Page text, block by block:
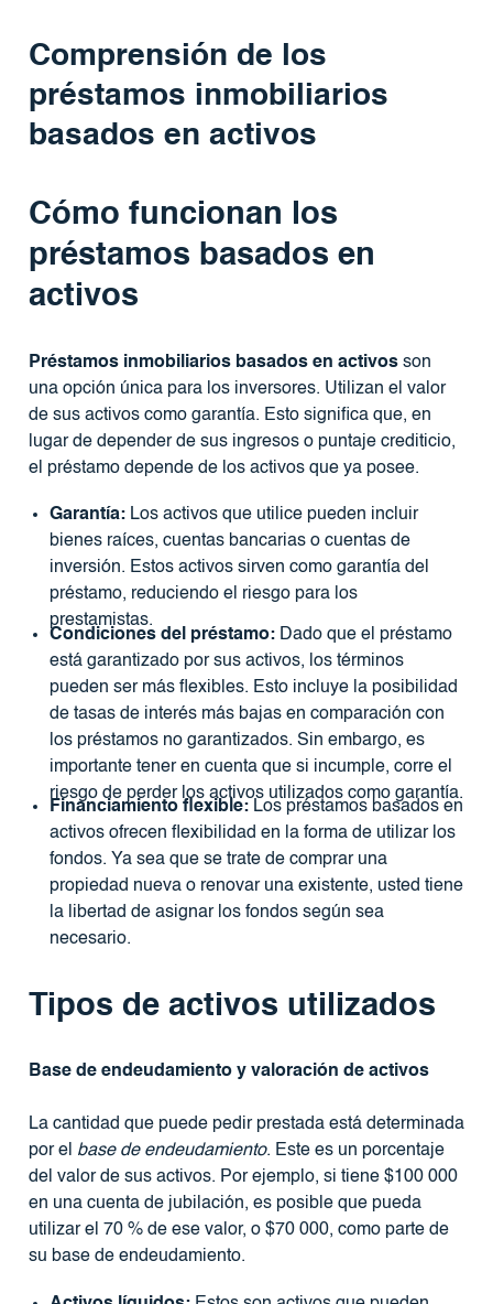
Comprensión de los
préstamos inmobiliarios
basados ​​en activos
Cómo funcionan los
préstamos basados ​​en
activos
Préstamos inmobiliarios basados ​​en activosson
una opción única para los inversores. Utilizan el valor
de sus activos como garantía. Esto significa que, en
lugar de depender de sus ingresos o puntaje crediticio,
el préstamo depende de los activos que ya posee.
Garantía:Los activos que utilice pueden incluir
bienes raíces, cuentas bancarias o cuentas de
inversión. Estos activos sirven como garantía del
préstamo, reduciendo el riesgo para los
prestamistas.
Condiciones del préstamo:Dado que el préstamo
está garantizado por sus activos, los términos
pueden ser más flexibles. Esto incluye la posibilidad
de tasas de interés más bajas en comparación con
los préstamos no garantizados. Sin embargo, es
importante tener en cuenta que si incumple, corre el
riesgo de perder los activos utilizados como garantía.
Financiamiento flexible:Los préstamos basados ​​en
activos ofrecen flexibilidad en la forma de utilizar los
fondos. Ya sea que se trate de comprar una
propiedad nueva o renovar una existente, usted tiene
la libertad de asignar los fondos según sea
necesario.
Tipos de activos utilizados
Base de endeudamiento y valoración de activos
La cantidad que puede pedir prestada está determinada
por el base de endeudamiento. Este es un porcentaje
del valor de sus activos. Por ejemplo, si tiene $100 000
en una cuenta de jubilación, es posible que pueda
utilizar el 70 % de ese valor, o $70 000, como parte de
su base de endeudamiento.